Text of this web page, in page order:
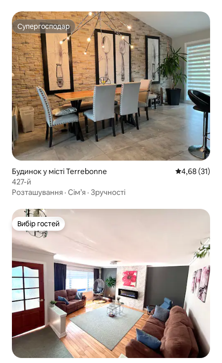
Супергосподар
Супергосподар
Будинок у місті Terrebonne Середня
4,68 (31)
427-й
Розташування · Сім’я · Зручності
Вибір гостей
Вибір гостей